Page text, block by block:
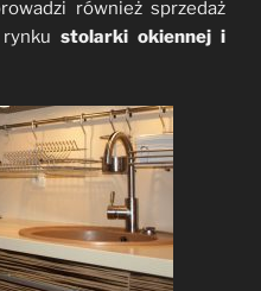
również sprzedaż
stolarki okiennej i